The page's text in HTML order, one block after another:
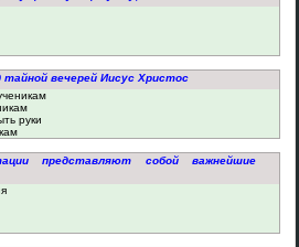
тайной вечерей Иисус Христос
руки
представляют собой важнейшие